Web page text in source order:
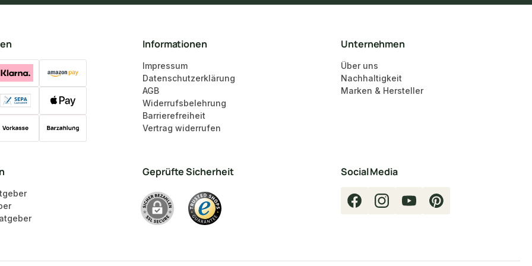
Informationen
Impressum
Datenschutzerklärung
AGB
Widerrufsbelehrung
Barrierefreiheit
Vertrag widerrufen
Unternehmen
Über uns
Nachhaltigkeit
Marken & Hersteller
Geprüfte Sicherheit Social Media
FacebookInstagramYouTubePinterest